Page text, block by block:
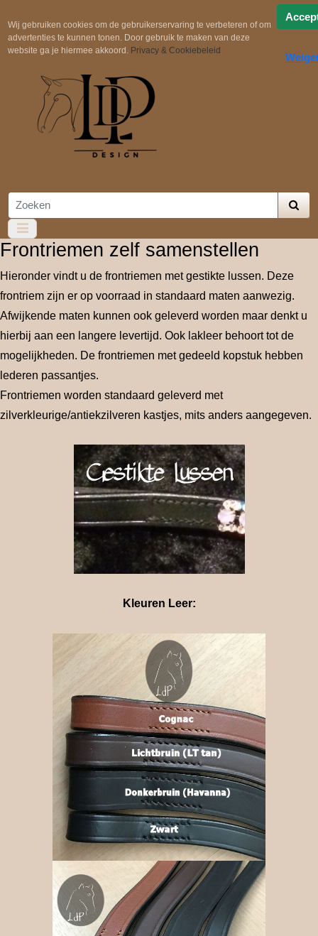
Gratis
verzending in NL boven €100,-
Zelf samenstellen
Frontriemen zelf samenstellen
Hieronder vindt u de frontriemen met gestikte lussen. Deze
frontriem zijn er op voorraad in standaard maten aanwezig.
Afwijkende maten kunnen ook geleverd worden maar denkt u
hierbij aan een langere levertijd. Ook lakleer behoort tot de
mogelijkheden. De frontriemen met gedeeld kopstuk hebben
lederen passantjes.
Frontriemen worden standaard geleverd met
zilverkleurige/antiekzilveren kastjes, mits anders aangegeven.
Kleuren Leer:
Wij gebruiken cookies om de gebruikerservaring te verbeteren of om
advertenties te kunnen tonen. Door gebruik te maken van deze
website ga je hiermee akkoord. Privacy & Cookiebeleid